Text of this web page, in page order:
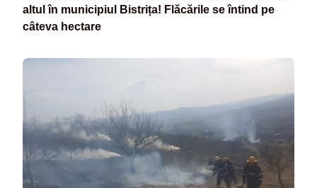
altul în municipiul Bistrița! Flăcările se întind pe
câteva hectare